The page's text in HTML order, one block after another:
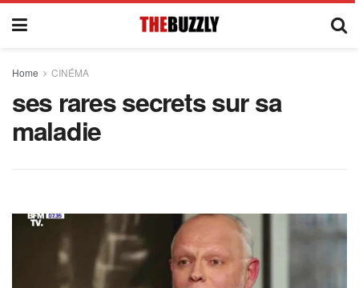
Home CINÉMA
ses rares secrets sur sa
maladie